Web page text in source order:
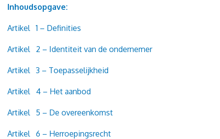
Inhoudsopgave:
Artikel 1 – Definities
Artikel 2 – Identiteit van de ondernemer
Artikel 3 – Toepasselijkheid
Artikel 4 – Het aanbod
Artikel 5 – De overeenkomst
Artikel 6 – Herroepingsrecht